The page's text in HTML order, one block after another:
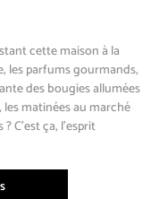
cette maison à la
les parfums gourmands,
des bougies allumées
les matinées au marché
C’est ça, l’esprit